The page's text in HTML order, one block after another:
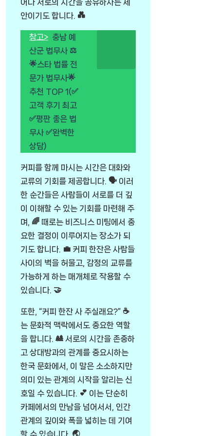
어나 서로의 시간을 공유하자는 제
안이기도 합니다. 💑
참고> 충남 예
산군 법무사 ⚖️
🌟스타 법률 전
문가 법무사🌟
추천 TOP 1(✅
고객 후기 최고
✅평판 좋은 법
무사 ✅완벽한
상담)
커피를 함께 마시는 시간은 대화와
교류의 기회를 제공합니다. 🗣️ 이러
한 순간들은 사람들이 서로를 더 깊
이 이해할 수 있는 기회를 마련해 주
며, 🌈 때로는 비즈니스 미팅에서 중
요한 결정이 이루어지는 장소가 되
기도 합니다. 💼 커피 한잔은 사람들
사이의 벽을 허물고, 감정의 교류를
가능하게 하는 매개체로 작용할 수
있습니다. 🤝
또한, “커피 한잔 사 주실래요?” ☕
는 문화적 맥락에서도 중요한 역할
을 합니다. 🎎 서로의 시간을 존중하
고 상대방과의 관계를 중요시하는
한국 문화에서, 이 말은 소소하지만
의미 있는 관계의 시작을 알리는 신
호일 수 있습니다. 💕 이는 단순히
카페에서의 만남을 넘어서서, 인간
관계의 깊이와 폭을 넓히는 데 기여
할 수 있습니다. 🌏